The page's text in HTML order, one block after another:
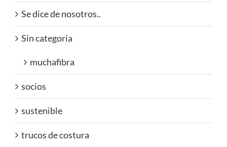
Se dice de nosotros..
Sin categoría
muchafibra
socios
sustenible
trucos de costura